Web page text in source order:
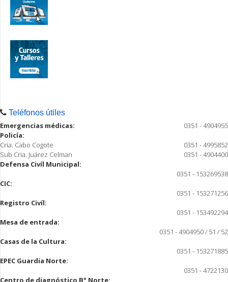
Teléfonos útiles
Emergencias médicas:
0351 - 4904955
Policía:
Cria. Cabo Cogote
0351 - 4995852
Sub Cria. Juárez Celman
0351 - 4904400
Defensa Civíl Municipal:
0351 - 153269538
CIC:
0351 - 153271256
Registro Civíl:
0351 - 153492294
Mesa de entrada:
0351 - 4904950 / 51 / 52
Casas de la Cultura:
0351 - 153271885
EPEC Guardia Norte:
0351 - 4722130
Centro de diagnóstico B° Norte: